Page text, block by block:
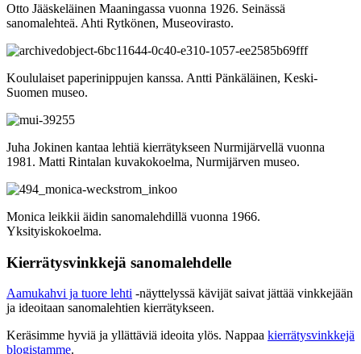
Otto Jääskeläinen Maaningassa vuonna 1926. Seinässä
sanomalehteä. Ahti Rytkönen, Museovirasto.
Koululaiset paperinippujen kanssa. Antti Pänkäläinen, Keski-
Suomen museo.
Juha Jokinen kantaa lehtiä kierrätykseen Nurmijärvellä vuonna
1981. Matti Rintalan kuvakokoelma, Nurmijärven museo.
Monica leikkii äidin sanomalehdillä vuonna 1966.
Yksityiskokoelma.
Kierrätysvinkkejä sanomalehdelle
Aamukahvi ja tuore lehti -näyttelyssä kävijät saivat jättää vinkkejään
ja ideoitaan sanomalehtien kierrätykseen.
Keräsimme hyviä ja yllättäviä ideoita ylös. Nappaa kierrätysvinkkejä
blogistamme.